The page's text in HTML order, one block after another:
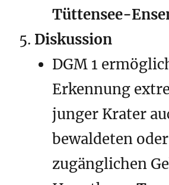
Tüttensee-
Diskussion
DGM 1
Erkennung
junger Krater
bewaldeten
zugänglichen